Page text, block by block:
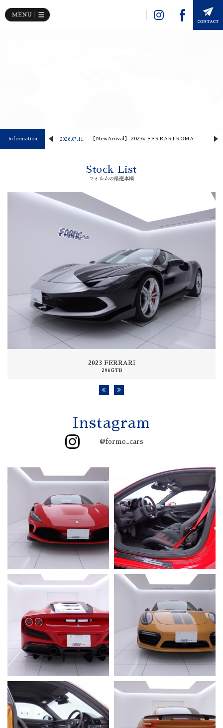
Information
Lusso 2026.07.11. 【NewArrival】 2023y FERRARI ROMA
Stock List
フォルムの厳選車輌
2023 FERRARI
296GTB
Instagram
@forme_cars